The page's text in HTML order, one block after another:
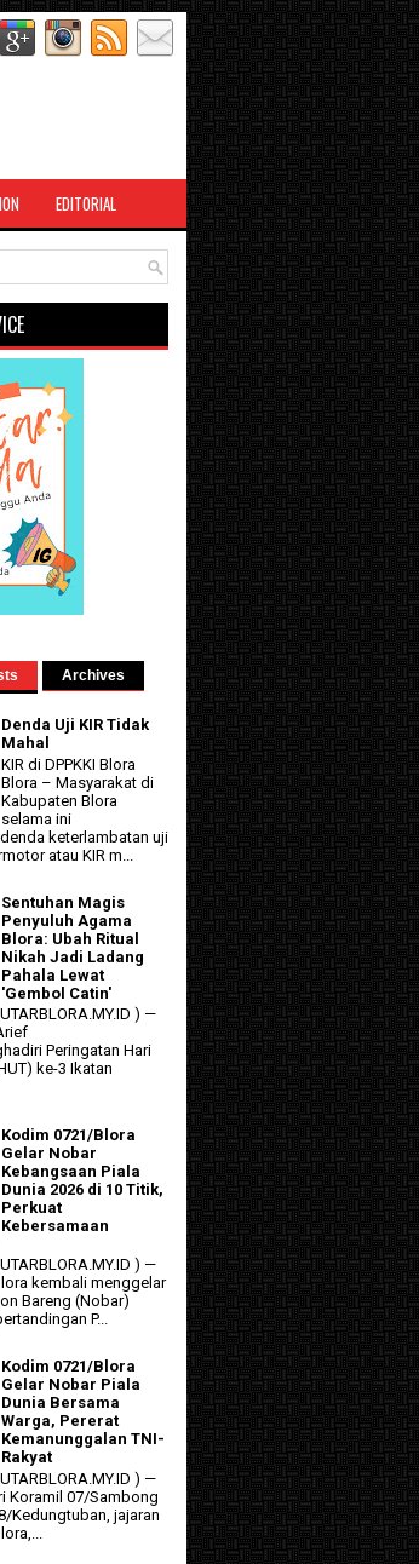
EDITORIAL
Archives
Denda Uji KIR Tidak
Mahal
KIR di DPPKKI Blora
Blora – Masyarakat di
Kabupaten Blora
selama ini
keterlambatan uji
atau KIR m...
Sentuhan Magis
Penyuluh Agama
Blora: Ubah Ritual
Nikah Jadi Ladang
Pahala Lewat
'Gembol Catin'
) —
Peringatan Hari
ke-3 Ikatan
Kodim 0721/Blora
Gelar Nobar
Kebangsaan Piala
Dunia 2026 di 10 Titik,
Perkuat
Kebersamaan
) —
kembali menggelar
Bareng (Nobar)
P...
Kodim 0721/Blora
Gelar Nobar Piala
Dunia Bersama
Warga, Pererat
Kemanunggalan TNI-
Rakyat
) —
Koramil 07/Sambong
Kedungtuban, jajaran